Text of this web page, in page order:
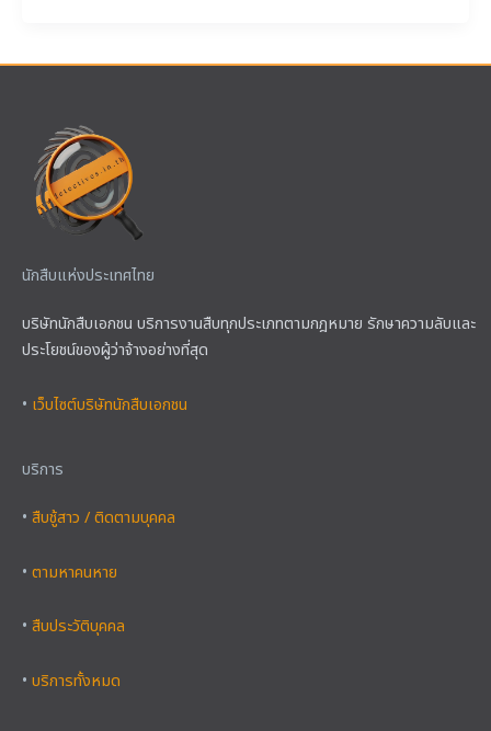
นักสืบแห่งประเทศไทย
บริษัทนักสืบเอกชน บริการงานสืบทุกประเภทตามกฎหมาย รักษาความลับและ
ประโยชน์ของผู้ว่าจ้างอย่างที่สุด
• เว็บไซต์บริษัทนักสืบเอกชน
บริการ
• สืบชู้สาว / ติดตามบุคคล
• ตามหาคนหาย
• สืบประวัติบุคคล
• บริการทั้งหมด